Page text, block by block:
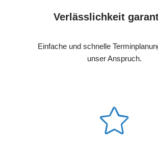
Verlässlichkeit
Einfache und schnelle
unser Anspruch.